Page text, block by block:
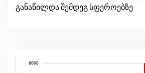
განაწილდა შემდეგ სფეროებზე